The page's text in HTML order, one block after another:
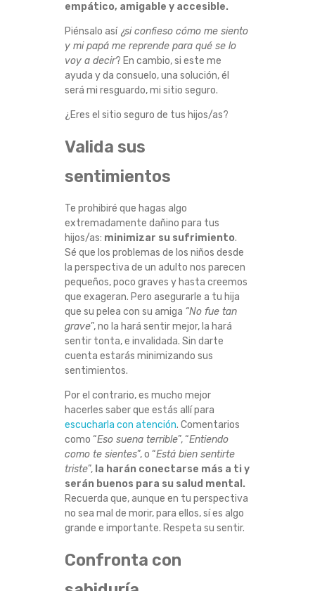
empático, amigable y accesible.
Piénsalo así ¿si confieso cómo me siento
y mi papá me reprende para qué se lo
voy a decir? En cambio, si este me
ayuda y da consuelo, una solución, él
será mi resguardo, mi sitio seguro.
¿Eres el sitio seguro de tus hijos/as?
Valida sus
sentimientos
Te prohibiré que hagas algo
extremadamente dañino para tus
hijos/as: minimizar su sufrimiento.
Sé que los problemas de los niños desde
la perspectiva de un adulto nos parecen
pequeños, poco graves y hasta creemos
que exageran. Pero asegurarle a tu hija
que su pelea con su amiga “No fue tan
grave”, no la hará sentir mejor, la hará
sentir tonta, e invalidada. Sin darte
cuenta estarás minimizando sus
sentimientos.
Por el contrario, es mucho mejor
hacerles saber que estás allí para
escucharla con atención. Comentarios
como “Eso suena terrible”, “Entiendo
como te sientes”, o “Está bien sentirte
triste”,la harán conectarse más a ti y
serán buenos para su salud mental.
Recuerda que, aunque en tu perspectiva
no sea mal de morir, para ellos, sí es algo
grande e importante. Respeta su sentir.
Confronta con